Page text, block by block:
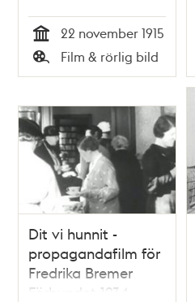
Tid
22 november 1915
Typ
Film & rörlig bild
Dit vi hunnit -
propagandafilm för
Fredrika Bremer
Förbundet 1934